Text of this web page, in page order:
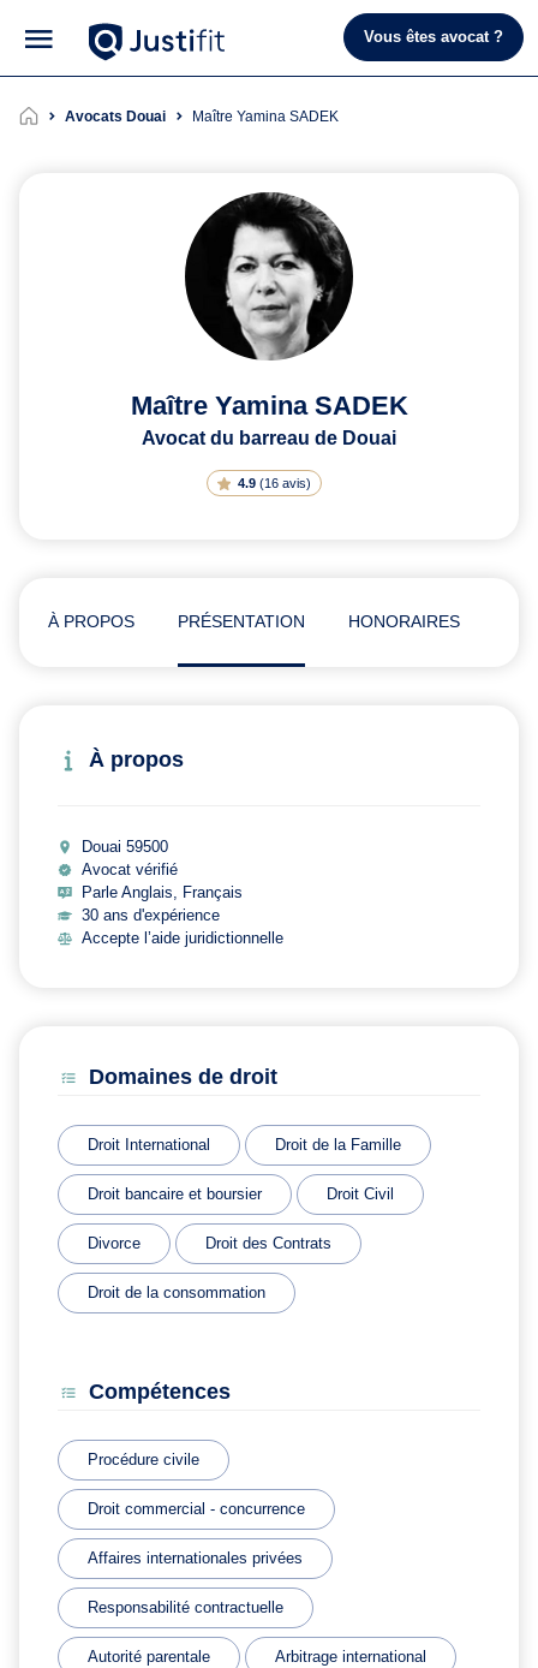
Vous êtes avocat ?
Avocats Douai Maître Yamina SADEK
Maître Yamina SADEK
Avocat du barreau de Douai
4.9 (16 avis)
À PROPOS PRÉSENTATION HONORAIRES
À propos
Douai 59500
Avocat vérifié
Parle Anglais, Français
30 ans d'expérience
Accepte l’aide juridictionnelle
Domaines de droit
Droit International Droit de la Famille
Droit bancaire et boursier Droit Civil
Divorce Droit des Contrats
Droit de la consommation
Compétences
Procédure civile
Droit commercial - concurrence
Affaires internationales privées
Responsabilité contractuelle
Autorité parentale Arbitrage international